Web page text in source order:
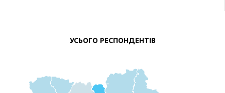
УСЬОГО РЕСПОНДЕНТІВ